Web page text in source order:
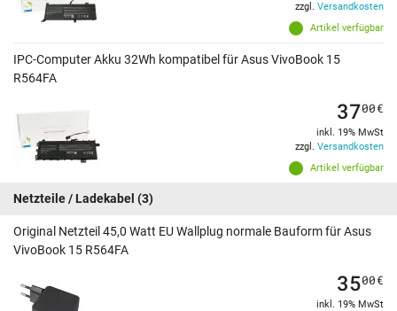
Artikel verfügbar
zzgl. Versandkosten
IPC-Computer Akku 32Wh kompatibel für Asus VivoBook 15
R564FA
Artikel verfügbar
3700€
inkl. 19% MwSt
zzgl. Versandkosten
Netzteile / Ladekabel (3)
Original Netzteil 45,0 Watt EU Wallplug normale Bauform für Asus
VivoBook 15 R564FA
3500€
inkl. 19% MwSt